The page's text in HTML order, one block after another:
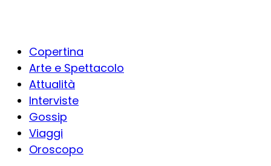
Copertina
Arte e Spettacolo
Attualità
Interviste
Gossip
Viaggi
Oroscopo